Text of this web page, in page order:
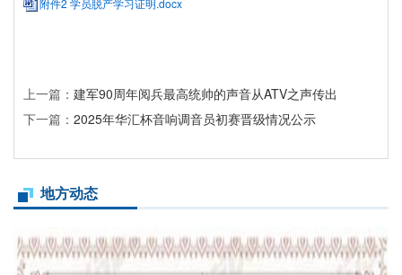
上一篇： 建军90周年阅兵最高统帅的声音从ATV之声传出
下一篇： 2025年华汇杯音响调音员初赛晋级情况公示
地方动态